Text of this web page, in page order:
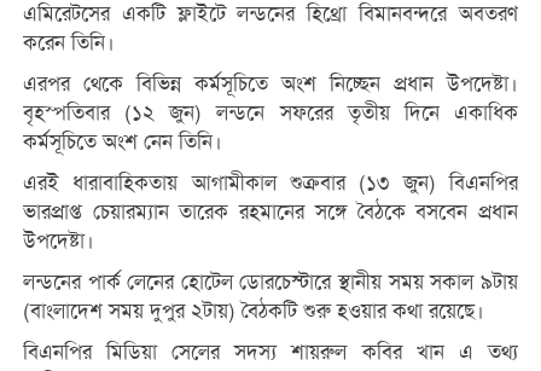
এমিরেটসের একটি ফ্লাইটে লন্ডনের হিথ্রো বিমানবন্দরে অবতরণ
করেন তিনি।
এরপর থেকে বিভিন্ন কর্মসূচিতে অংশ নিচ্ছেন প্রধান উপদেষ্টা।
বৃহস্পতিবার (১২ জুন) লন্ডনে সফরের তৃতীয় দিনে একাধিক
কর্মসূচিতে অংশ নেন তিনি।
এরই ধারাবাহিকতায় আগামীকাল শুক্রবার (১৩ জুন) বিএনপির
ভারপ্রাপ্ত চেয়ারম্যান তারেক রহমানের সঙ্গে বৈঠকে বসবেন প্রধান
উপদেষ্টা।
লন্ডনের পার্ক লেনের হোটেল ডোরচেস্টারে স্থানীয় সময় সকাল ৯টায়
(বাংলাদেশ সময় দুপুর ২টায়) বৈঠকটি শুরু হওয়ার কথা রয়েছে।
বিএনপির মিডিয়া সেলের সদস্য শায়রুল কবির খান এ তথ্য